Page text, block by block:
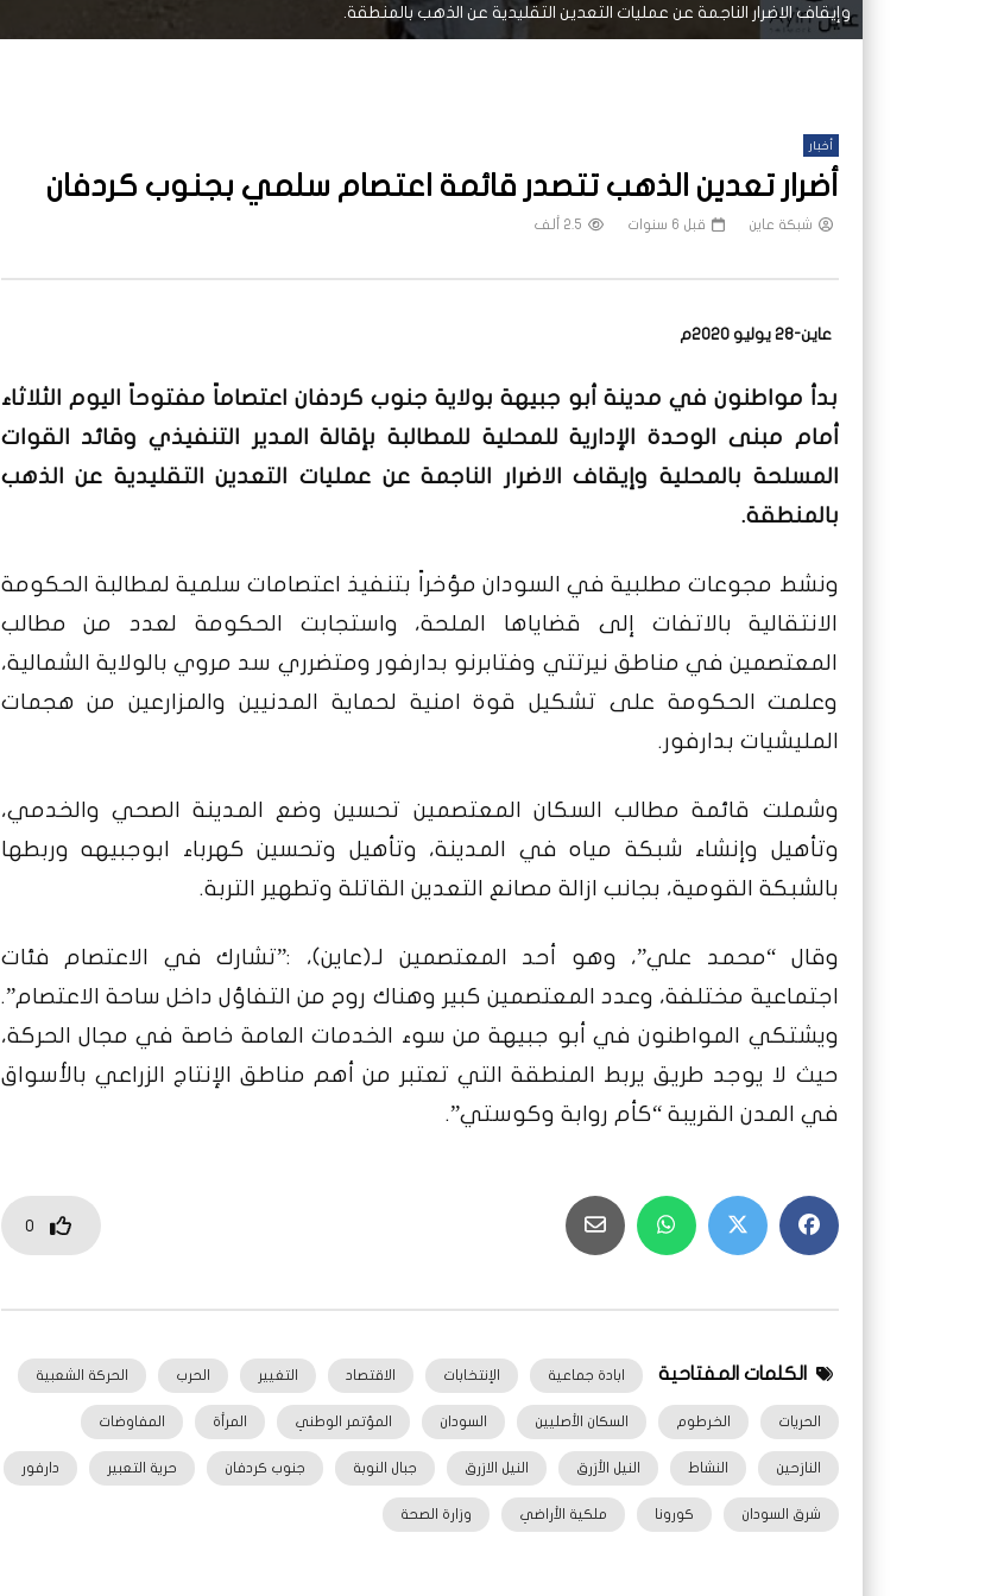
وإيقاف الاضرار الناجمة عن عمليات التعدين التقليدية عن الذهب بالمنطقة.
أخبار
أضرار تعدين الذهب تتصدر قائمة اعتصام سلمي بجنوب كردفان
شبكة عاين قبل 6 سنوات 2.5 ألف
عاين-28 يوليو 2020م
بدأ مواطنون في مدينة أبو جبيهة بولاية جنوب كردفان اعتصاماً مفتوحاً اليوم الثلاثاء
أمام مبنى الوحدة الإدارية للمحلية للمطالبة بإقالة المدير التنفيذي وقائد القوات
المسلحة بالمحلية وإيقاف الاضرار الناجمة عن عمليات التعدين التقليدية عن الذهب
بالمنطقة.
ونشط مجوعات مطلبية في السودان مؤخراً بتنفيذ اعتصامات سلمية لمطالبة الحكومة
الانتقالية بالاتفات إلى قضاياها الملحة، واستجابت الحكومة لعدد من مطالب
المعتصمين في مناطق نيرتتي وفتابرنو بدارفور ومتضرري سد مروي بالولاية الشمالية،
وعلمت الحكومة على تشكيل قوة امنية لحماية المدنيين والمزارعين من هجمات
المليشيات بدارفور.
وشملت قائمة مطالب السكان المعتصمين تحسين وضع المدينة الصحي والخدمي،
وتأهيل وإنشاء شبكة مياه في المدينة، وتأهيل وتحسين كهرباء ابوجبيهه وربطها
بالشبكة القومية، بجانب ازالة مصانع التعدين القاتلة وتطهير التربة.
وقال “محمد علي”، وهو أحد المعتصمين لـ(عاين)، :”تشارك في الاعتصام فئات
اجتماعية مختلفة، وعدد المعتصمين كبير وهناك روح من التفاؤل داخل ساحة الاعتصام”.
ويشتكي المواطنون في أبو جبيهة من سوء الخدمات العامة خاصة في مجال الحركة،
حيث لا يوجد طريق يربط المنطقة التي تعتبر من أهم مناطق الإنتاج الزراعي بالأسواق
في المدن القريبة “كأم روابة وكوستي”.
0
الكلمات المفتاحية ابادة جماعية الإنتخابات الاقتصاد التغيير الحرب الحركة الشعبية
الحريات الخرطوم السكان الأصليين السودان المؤتمر الوطني المرأة المفاوضات
النازحين النشاط النيل الأزرق النيل الازرق جبال النوبة جنوب كردفان حرية التعبير دارفور
شرق السودان كورونا ملكية الأراضي وزارة الصحة